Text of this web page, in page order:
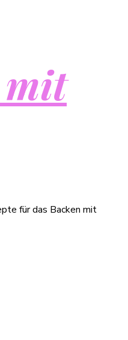
mit
für das Backen mit